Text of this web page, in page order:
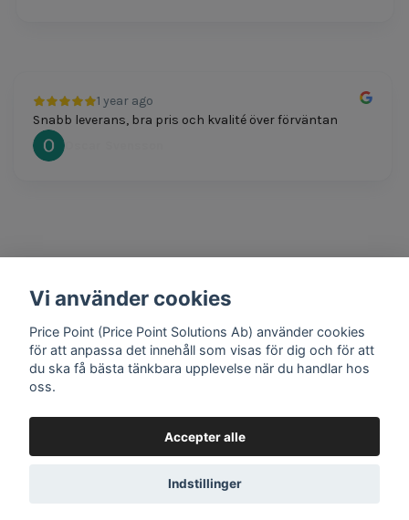
1 year ago
Snabb leverans, bra pris och kvalité över förväntan
Oscar Svensson
1 year ago
Mathias Johansson
Google review widgetby
Vi använder cookies
Price Point (Price Point Solutions Ab) använder cookies
för att anpassa det innehåll som visas för dig och för att
du ska få bästa tänkbara upplevelse när du handlar hos
oss.
Accepter alle
Indstillinger